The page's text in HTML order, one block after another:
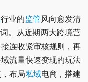
行业的监管风向愈发清
。从近期两大跨境营
连收紧审核规则，再
流量快速变现的玩法
布局私域电商，搭建